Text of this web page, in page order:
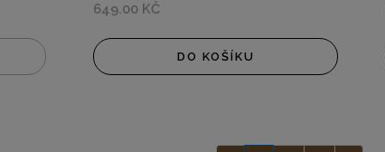
649.00 KČ
DO KOŠÍKU